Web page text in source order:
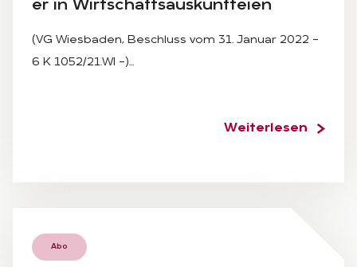
er in Wirt­schafts­aus­kunftei­en
(VG Wiesbaden, Beschluss vom 31. Januar 2022 –
6 K 1052/21.WI –)…
Weiterlesen
Abo